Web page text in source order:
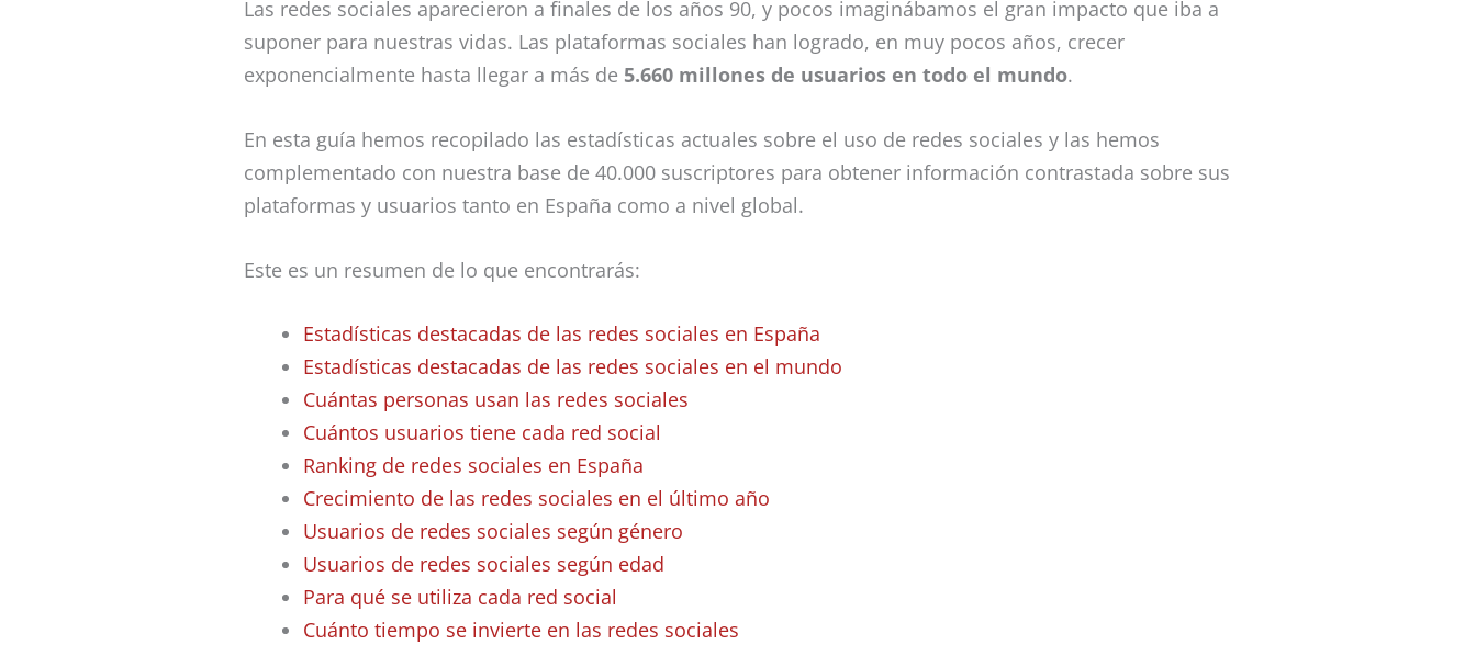
Las redes sociales aparecieron a finales de los años 90, y pocos imaginábamos el gran impacto que iba a
suponer para nuestras vidas. Las plataformas sociales han logrado, en muy pocos años, crecer
exponencialmente hasta llegar a más de 5.660 millones de usuarios en todo el mundo.
En esta guía hemos recopilado las estadísticas actuales sobre el uso de redes sociales y las hemos
complementado con nuestra base de 40.000 suscriptores para obtener información contrastada sobre sus
plataformas y usuarios tanto en España como a nivel global.
Este es un resumen de lo que encontrarás:
Estadísticas destacadas de las redes sociales en España
Estadísticas destacadas de las redes sociales en el mundo
Cuántas personas usan las redes sociales
Cuántos usuarios tiene cada red social
Ranking de redes sociales en España
Crecimiento de las redes sociales en el último año
Usuarios de redes sociales según género
Usuarios de redes sociales según edad
Para qué se utiliza cada red social
Cuánto tiempo se invierte en las redes sociales